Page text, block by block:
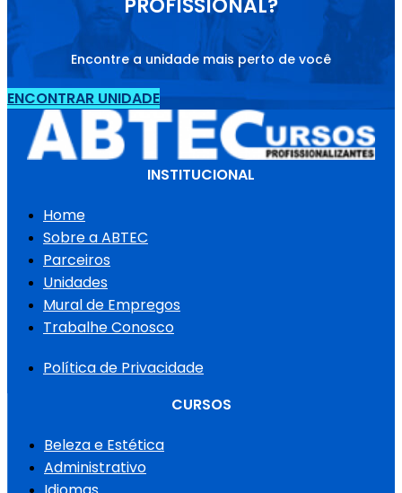
Encontre a unidade mais perto de você
ENCONTRAR UNIDADE
INSTITUCIONAL
Home
Sobre a ABTEC
Parceiros
Unidades
Mural de Empregos
Trabalhe Conosco
Política de Privacidade
CURSOS
Beleza e Estética
Administrativo